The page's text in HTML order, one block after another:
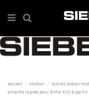
Accueil Moteur Autres pièces
attache rapide pour BMW R2V à partir